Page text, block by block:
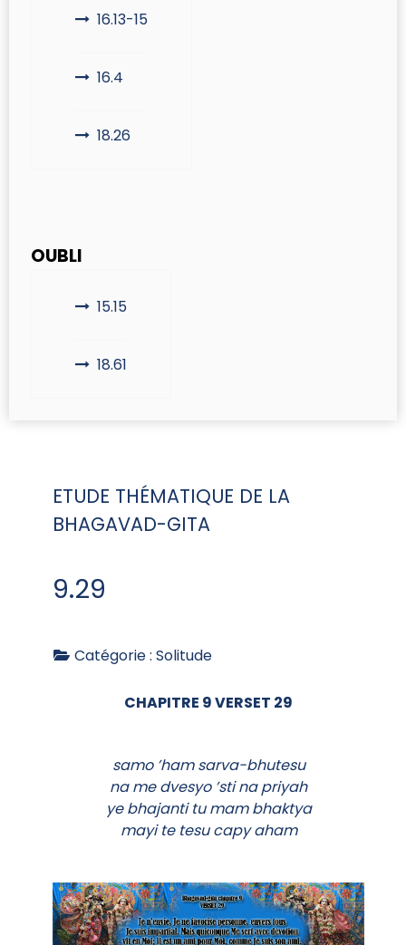
16.13-15
16.4
18.26
OUBLI
15.15
18.61
ETUDE THÉMATIQUE DE LA
BHAGAVAD-GITA
9.29
Catégorie : Solitude
CHAPITRE 9 VERSET 29
samo ’ham sarva-bhutesu
na me dvesyo ’sti na priyah
ye bhajanti tu mam bhaktya
mayi te tesu capy aham